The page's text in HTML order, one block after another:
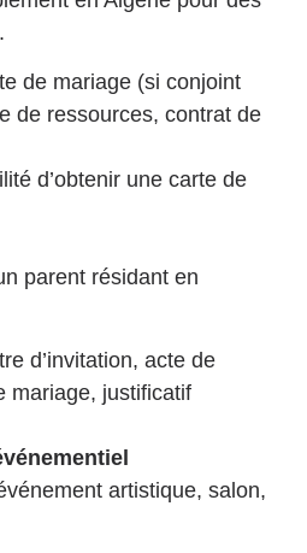
de mariage (si conjoint
de ressources, contrat de
d’obtenir une carte de
parent résidant en
d’invitation, acte de
mariage, justificatif
artistique, salon,